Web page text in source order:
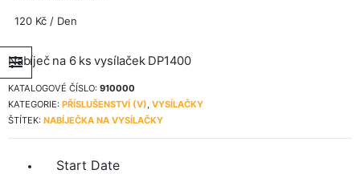
120 Kč / Den
Nabíječ na 6 ks vysílaček DP1400
KATALOGOVÉ ČÍSLO: 910000
KATEGORIE: PŘÍSLUŠENSTVÍ (V), VYSÍLAČKY
ŠTÍTEK: NABÍJEČKA NA VYSÍLAČKY
Start Date